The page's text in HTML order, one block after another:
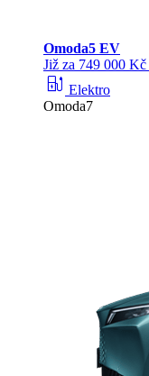
Omoda5 EV
Již za 749 000
ev_station Elektro
Omoda7